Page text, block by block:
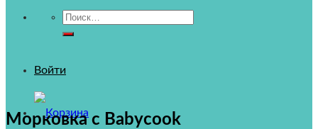
Искать:
Войти
Морковка с Babycook